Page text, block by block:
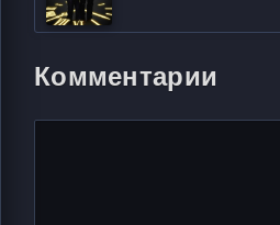
Комментарии